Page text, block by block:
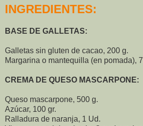
INGREDIENTES:
BASE DE GALLETAS:
Galletas sin gluten de cacao, 200 g.
Margarina o mantequilla (en pomada),
CREMA DE QUESO MASCARPONE:
Queso mascarpone, 500 g.
Azúcar, 100 gr.
Ralladura de naranja, 1 Ud.